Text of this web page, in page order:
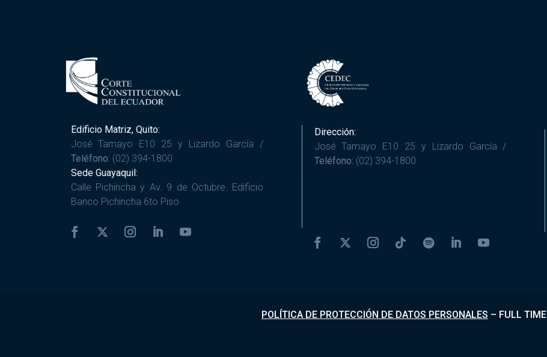
Edificio Matriz, Quito:
José Tamayo E10 25 y Lizardo García /
Teléfono: (02) 394-1800
Sede Guayaquil:
Calle Pichincha y Av. 9 de Octubre. Edificio
Banco Pichincha 6to Piso
Dirección:
José Tamayo E10 25 y Lizardo García /
Teléfono: (02) 394-1800
POLÍTICA DE PROTECCIÓN DE DATOS PERSONALES – FULL TIME